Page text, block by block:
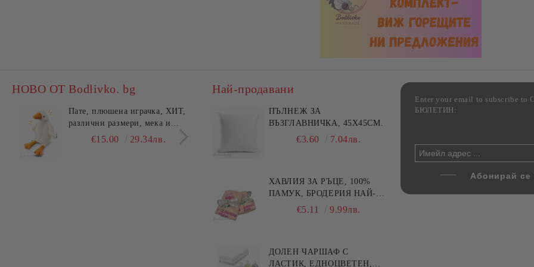
НОВО ОТ Bodlivko. bg
Пате, плюшена играчка, ХИТ,
различни размери, мека и
гушлива€15.00 29.34лв.
Калъфка за възглавница ,
едноцветна, 100% памук,
различни цветове по избор
€4.00 7.82лв.
Комплект за алкохолни
Най-продавани
ПЪЛНЕЖ ЗА
ВЪЗГЛАВНИЧКА, 45X45СМ.
€3.60 7.04лв.
ХАВЛИЯ ЗА РЪЦЕ, 100%
ПАМУК, БРОДЕРИЯ НАЙ-
ДОБАРАТА МАЙКА/БАБА ,
€5.11 9.99лв.
ДОЛЕН ЧАРШАФ С
ЛАСТИК, ЕДНОЦВЕТЕН,
Enter your email to subscribe
БЮЛЕТИН: